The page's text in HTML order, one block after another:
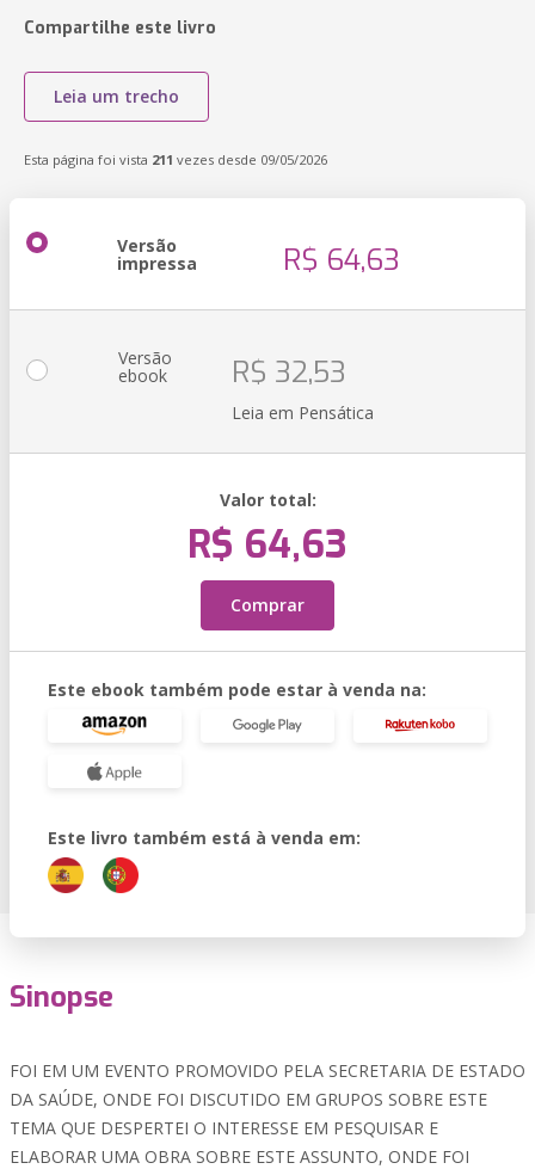
Compartilhe este livro
Leia um trecho
Esta página foi vista 211 vezes desde 09/05/2026
Versão
impressa R$ 64,63
Versão
ebook R$ 32,53
Leia em Pensática
Valor total:
R$ 64,63
Comprar
Este ebook também pode estar à venda na:
Este livro também está à venda em:
Sinopse
FOI EM UM EVENTO PROMOVIDO PELA SECRETARIA DE ESTADO
DA SAÚDE, ONDE FOI DISCUTIDO EM GRUPOS SOBRE ESTE
TEMA QUE DESPERTEI O INTERESSE EM PESQUISAR E
ELABORAR UMA OBRA SOBRE ESTE ASSUNTO, ONDE FOI